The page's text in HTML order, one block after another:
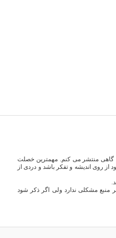
گاهی منتشر می کنم. مهمترین خصلت
روی اندیشه و تفکر باشد و دردی از
منبع مشکلی ندارد ولی اگر ذکر شود